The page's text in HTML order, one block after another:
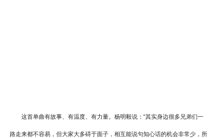
这首单曲有故事、有温度、有力量。杨明毅说：“其实身边很多兄弟们一
路走来都不容易，但大家大多碍于面子，相互能说句知心话的机会非常少，所